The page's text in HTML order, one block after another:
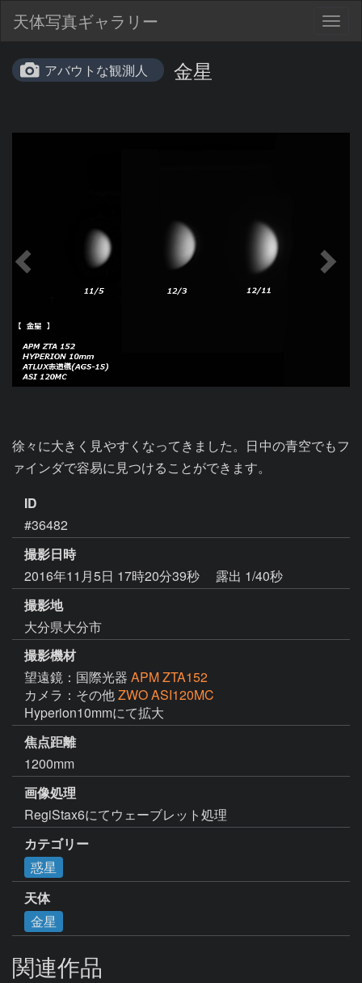
天体写真ギャラリー
アバウトな観測人 金星
徐々に大きく見やすくなってきました。日中の青空でもフ
ァインダで容易に見つけることができます。
ID
#36482
撮影日時
2016年11月5日 17時20分39秒
露出 1/40秒
撮影地
大分県大分市
撮影機材
望遠鏡：国際光器 APM ZTA152
カメラ：その他ZWO ASI120MC
Hyperion10mmにて拡大
焦点距離
1200mm
画像処理
RegiStax6にてウェーブレット処理
カテゴリー
惑星
天体
金星
関連作品